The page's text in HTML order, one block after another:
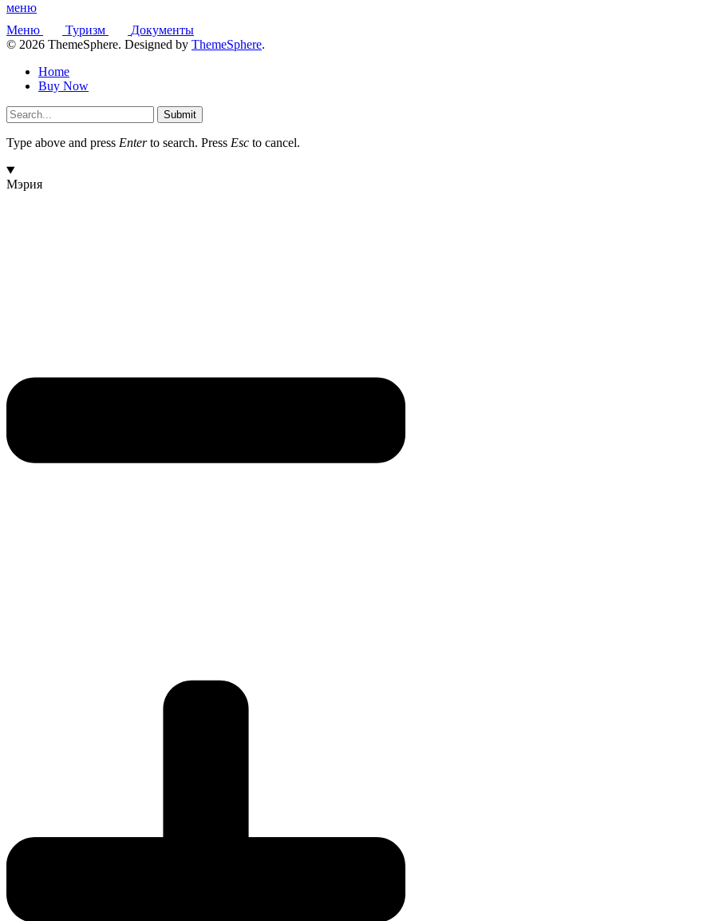
меню
Меню
Туризм
Документы
© 2026 ThemeSphere. Designed by ThemeSphere.
Home
Buy Now
Submit
Type above and press Enterto search. Press Esc to cancel.
Мэрия